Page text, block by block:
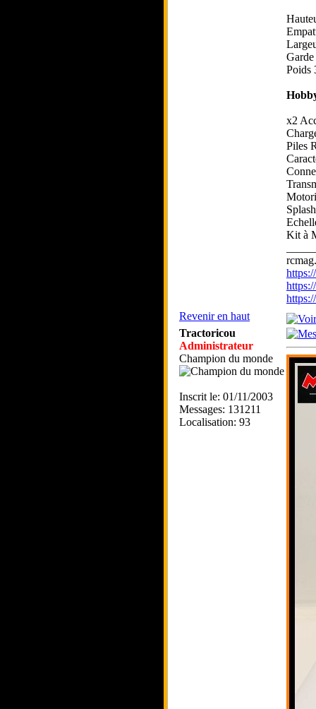
Poids
x2
Piles
Kit à
Revenir en haut
Tractoricou
Administrateur
Champion du monde
Inscrit le: 01/11/2003
Messages: 131211
Localisation: 93